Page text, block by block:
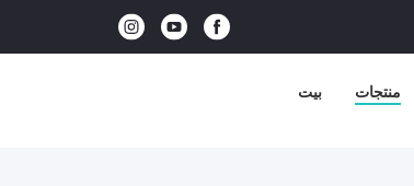
بيت منتجات